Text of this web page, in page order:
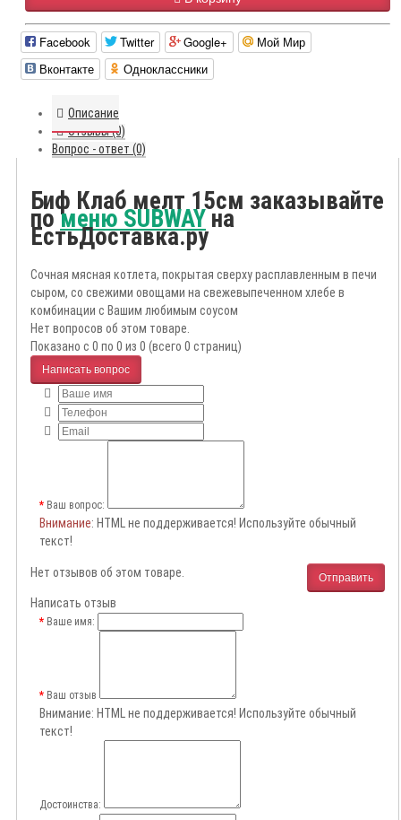
Facebook Twitter Google+
Мой Мир
Вконтакте
Одноклассники
Описание
Отзывы (0)
Вопрос - ответ (0)
Биф Клаб мелт 15см заказывайте
поменю SUBWAYна
ЕстьДоставка.ру
Сочная мясная котлета, покрытая сверху расплавленным в печи
сыром, со свежими овощами на свежевыпеченном хлебе в
комбинации с Вашим любимым соусом
Нет вопросов об этом товаре.
Показано с 0 по 0 из 0 (всего 0 страниц)
Написать вопрос
Ваш вопрос:
Внимание: HTML не поддерживается! Используйте обычный
текст!
Отправить
Нет отзывов об этом товаре.
Написать отзыв
Ваше имя:
Ваш отзыв
Внимание: HTML не поддерживается! Используйте обычный
текст!
Достоинства: